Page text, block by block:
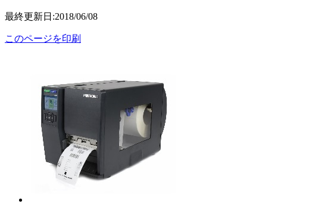
最終更新日:2018/06/08
このページを印刷